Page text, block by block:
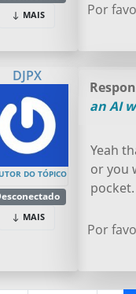
MAIS Por
DJPX
DO TÓPICO
MAIS
an AI
Yeah
or you
Por